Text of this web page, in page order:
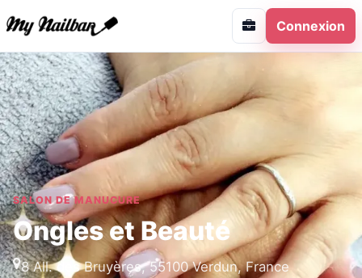
Connexion
SALON DE MANUCURE
Ongles et Beauté
8 All. des Bruyères, 55100 Verdun, France